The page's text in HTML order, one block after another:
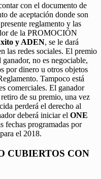
con el documento de
de aceptación donde son
reglamento y las
de la PROMOCIÓN
y ADEN, se le dará
las redes sociales. El premio
no es negociable,
por dinero u otros objetos
Tampoco está
comerciales. El ganador
de su premio, una vez
perderá el derecho al
deberá iniciar el ONE
fechas programadas por
el 2018.
CUBIERTOS CON